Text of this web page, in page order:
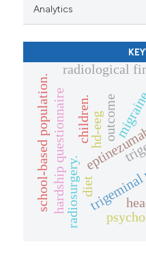
Analytics
radiosurgery.
hd-eeg
diet
outcome
children.
hardship questionnaire
school-based population.
radiological